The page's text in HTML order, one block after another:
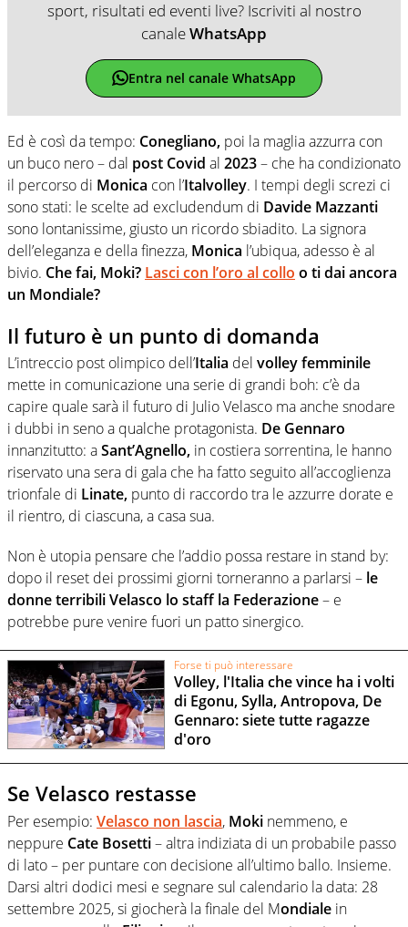
sport, risultati ed eventi live? Iscriviti al nostro
canaleWhatsApp
Entra nel canale WhatsApp
Ed è così da tempo: Conegliano, poi la maglia azzurra con
un buco nero – dal post Covid al 2023– che ha condizionato
il percorso di Monica con l’Italvolley. I tempi degli screzi ci
sono stati: le scelte ad excludendum di Davide Mazzanti
sono lontanissime, giusto un ricordo sbiadito. La signora
dell’eleganza e della finezza, Monica l’ubiqua, adesso è al
bivio. Che fai, Moki? Lasci con l’oro al collo o ti dai ancora
un Mondiale?
Il futuro è un punto di domanda
L’intreccio post olimpico dell’Italia del volley femminile
mette in comunicazione una serie di grandi boh: c’è da
capire quale sarà il futuro di Julio Velasco ma anche snodare
i dubbi in seno a qualche protagonista. De Gennaro
innanzitutto: aSant’Agnello, in costiera sorrentina, le hanno
riservato una sera di gala che ha fatto seguito all’accoglienza
trionfale di Linate, punto di raccordo tra le azzurre dorate e
il rientro, di ciascuna, a casa sua.
Non è utopia pensare che l’addio possa restare in stand by:
dopo il reset dei prossimi giorni torneranno a parlarsi – le
donne terribili Velasco lo staff la Federazione– e
potrebbe pure venire fuori un patto sinergico.
Forse ti può interessare
Volley, l'Italia che vince ha i volti
di Egonu, Sylla, Antropova, De
Gennaro: siete tutte ragazze
d'oro
Se Velasco restasse
Per esempio: Velasco non lascia, Moki nemmeno, e
neppure Cate Bosetti– altra indiziata di un probabile passo
di lato – per puntare con decisione all’ultimo ballo. Insieme.
Darsi altri dodici mesi e segnare sul calendario la data: 28
settembre 2025, si giocherà la finale del Mondiale in